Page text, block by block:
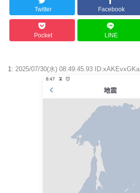
Twitter Facebook
Pocket LINE
1: 2025/07/30(水) 08:49:45.93 ID:xAKEvxGKa